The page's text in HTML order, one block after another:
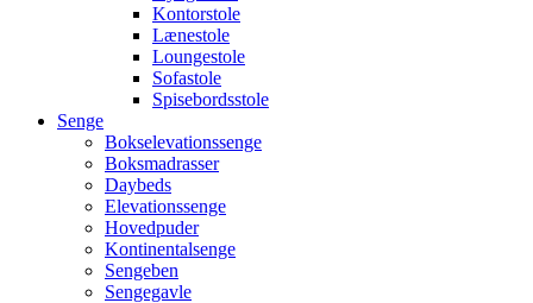
Kontorstole
Lænestole
Loungestole
Sofastole
Spisebordsstole
Senge
Bokselevationssenge
Boksmadrasser
Daybeds
Elevationssenge
Hovedpuder
Kontinentalsenge
Sengeben
Sengegavle